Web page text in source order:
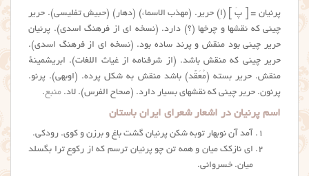
پرنیان = [ پَ ] (اِ) حریر. (مهذب الاسماء) (دهار) (حبیش تفلیسی). حریر
چینی که نقشها و چرخها (؟) دارد. (نسخه ای از فرهنگ اسدی). پرنیان
حریر چینی بود منقش و پرند ساده بود. (نسخه ای از فرهنگ اسدی).
حریر چینی که منقش باشد. (از شرفنامه از غیاث اللغات). ابریشمینهٔ
منقش. حریر بسته (مُعَقَّد) باشد منقش به شکل پرده. (اوبهی). پرنو.
پرنون. حریر چینی که نقشهای بسیار دارد. (صحاح الفرس). لاد. منبع.
اسم پرنیان در اشعار شعرای ایران باستان
آمد آن نوبهار توبه شکن پرنیان گشت باغ و برزن و کوی. رودکی.
ای نازکک میان و همه تن چو پرنیان ترسم که از رکوع ترا بگسلد
میان. خسروانی.